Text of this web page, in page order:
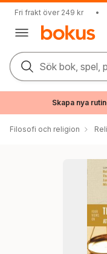
Fri frakt över 249 kr •
Sök bok, spel,
Skapa nya
Filosofi och religion